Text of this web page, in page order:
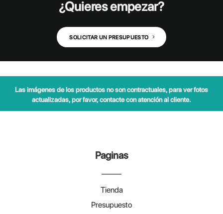
¿Quieres empezar?
SOLICITAR UN PRESUPUESTO
Las imágenes de los productos no son contractuales, para ver fotos
actualizadas, por favor, contacte con atención al cliente.
Paginas
Tienda
Presupuesto